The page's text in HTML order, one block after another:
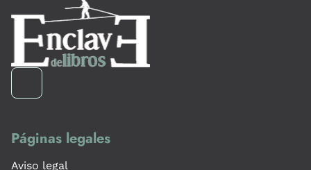
Páginas legales
Aviso legal